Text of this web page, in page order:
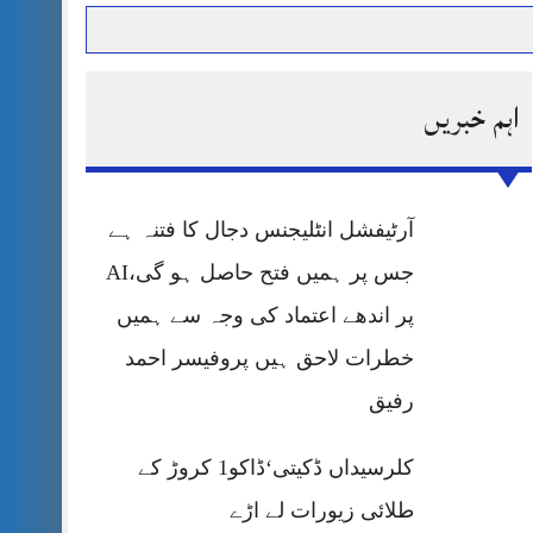
پر قربان
اہم خبریں
آرٹیفشل انٹلیجنس دجال کا فتنہ ہے
جس پر ہمیں فتح حاصل ہو گی،AI
پر اندھے اعتماد کی وجہ سے ہمیں
خطرات لاحق ہیں پروفیسر احمد
رفیق
کلرسیداں ڈکیتی‘ڈاکو1 کروڑ کے
طلائی زیورات لے اڑے